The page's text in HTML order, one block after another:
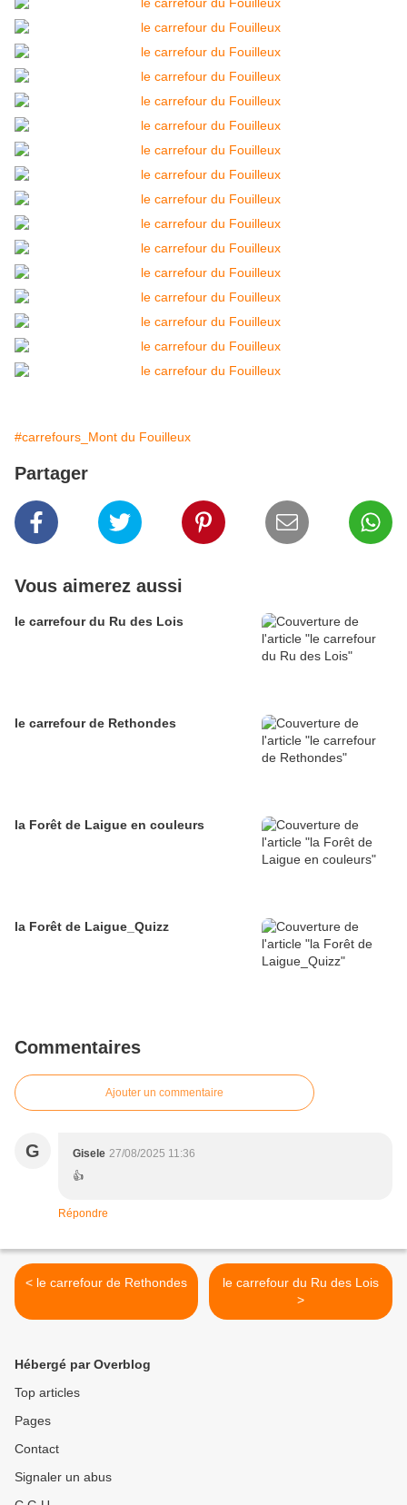
#carrefours_Mont du Fouilleux
Partager
Vous aimerez aussi
le carrefour du Ru des Lois
le carrefour de Rethondes
la Forêt de Laigue en couleurs
la Forêt de Laigue_Quizz
Commentaires
Ajouter un commentaire
G Gisele 27/08/2025 11:36
👍
Répondre
< le carrefour de Rethondes
le carrefour du Ru des Lois
>
Hébergé par Overblog
Top articles
Pages
Contact
Signaler un abus